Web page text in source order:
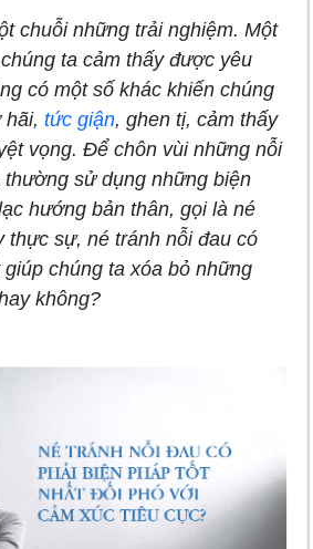
chuỗi những trải nghiệm. Một
ta cảm thấy được yêu
có một số khác khiến chúng
hãi, tức giận, ghen tị, cảm thấy
vọng. Để chôn vùi những nỗi
thường sử dụng những biện
hướng bản thân, gọi là né
thực sự, né tránh nỗi đau có
chúng ta xóa bỏ những
không?